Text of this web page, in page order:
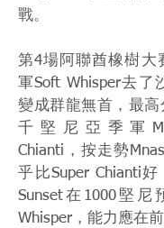
戰。
第4場阿聯酋橡樹大
軍Soft Whisper去了
變成群龍無首，最
千堅尼亞季軍
Chianti，按走勢
乎比Super Chianti
Sunset在1000堅尼
Whisper，能力應在前